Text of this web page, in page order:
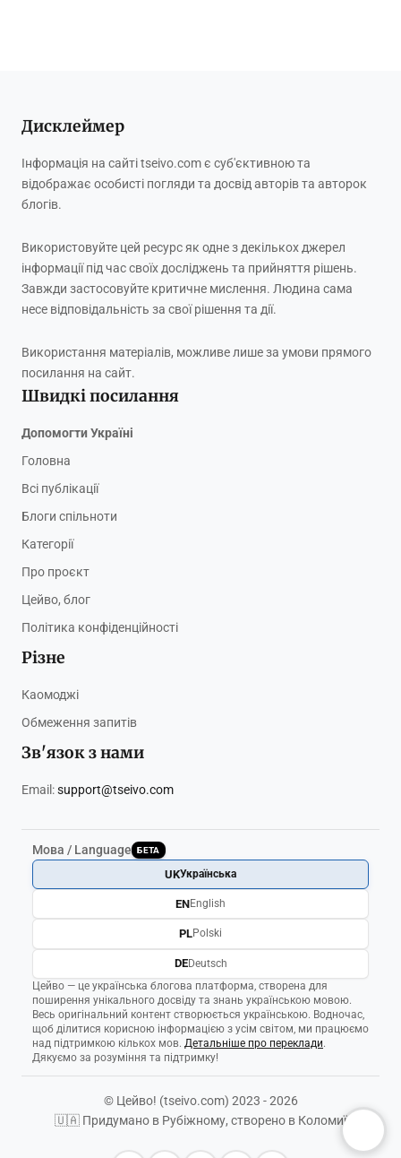
Дисклеймер
Інформація на сайті tseivo.com є суб'єктивною та
відображає особисті погляди та досвід авторів та авторок
блогів.
Використовуйте цей ресурс як одне з декількох джерел
інформації під час своїх досліджень та прийняття рішень.
Завжди застосовуйте критичне мислення. Людина сама
несе відповідальність за свої рішення та дії.
Використання матеріалів, можливе лише за умови прямого
посилання на сайт.
Швидкі посилання
Допомогти Україні
Головна
Всі публікації
Блоги спільноти
Категорії
Про проєкт
Цейво, блог
Політика конфіденційності
Різне
Каомоджі
Обмеження запитів
Зв'язок з нами
Email:support@tseivo.com
Мова / Language БЕТА
Цейво — це українська блогова платформа, створена для
поширення унікального досвіду та знань українською мовою.
Весь оригінальний контент створюється українською. Водночас,
щоб ділитися корисною інформацією з усім світом, ми працюємо
над підтримкою кількох мов. Детальніше про переклади.
Дякуємо за розуміння та підтримку!
UKУкраїнська
ENEnglish
PLPolski
DEDeutsch
© Цейво! (tseivo.com) 2023 - 2026
🇺🇦 Придумано в Рубіжному, створено в Коломиї